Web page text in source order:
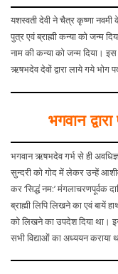
यशस्वती देवी ने चैत्र कृष्णा नवमी
पुत्र एवं ब्राह्मी कन्या को जन्म
नाम की कन्या को जन्म दिया।
ऋषभदेव देवों द्वारा लाये गये
भगवान
भगवान ऋषभदेव गर्भ से ही
सुन्दरी को गोद में लेकर उन्हें
कर ‘सिद्धं नम:’ मंगलाचरणपूर्वक
ब्राह्मी लिपि लिखने का एवं बायें
को लिखने का उपदेश दिया था।
सभी विद्याओं का अध्ययन कराया